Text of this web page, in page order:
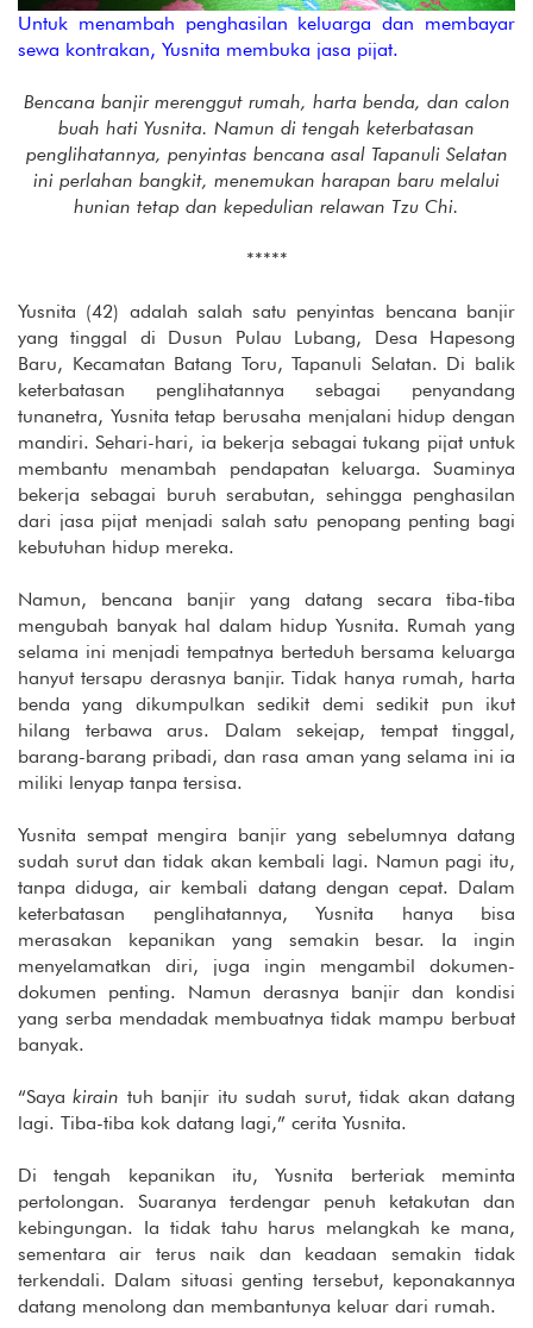
Untuk menambah penghasilan keluarga dan membayar
sewa kontrakan, Yusnita membuka jasa pijat.
Bencana banjir merenggut rumah, harta benda, dan calon
buah hati Yusnita. Namun di tengah keterbatasan
penglihatannya, penyintas bencana asal Tapanuli Selatan
ini perlahan bangkit, menemukan harapan baru melalui
hunian tetap dan kepedulian relawan Tzu Chi.
*****
Yusnita (42) adalah salah satu penyintas bencana banjir
yang tinggal di Dusun Pulau Lubang, Desa Hapesong
Baru, Kecamatan Batang Toru, Tapanuli Selatan. Di balik
keterbatasan penglihatannya sebagai penyandang
tunanetra, Yusnita tetap berusaha menjalani hidup dengan
mandiri. Sehari-hari, ia bekerja sebagai tukang pijat untuk
membantu menambah pendapatan keluarga. Suaminya
bekerja sebagai buruh serabutan, sehingga penghasilan
dari jasa pijat menjadi salah satu penopang penting bagi
kebutuhan hidup mereka.
Namun, bencana banjir yang datang secara tiba-tiba
mengubah banyak hal dalam hidup Yusnita. Rumah yang
selama ini menjadi tempatnya berteduh bersama keluarga
hanyut tersapu derasnya banjir. Tidak hanya rumah, harta
benda yang dikumpulkan sedikit demi sedikit pun ikut
hilang terbawa arus. Dalam sekejap, tempat tinggal,
barang-barang pribadi, dan rasa aman yang selama ini ia
miliki lenyap tanpa tersisa.
Yusnita sempat mengira banjir yang sebelumnya datang
sudah surut dan tidak akan kembali lagi. Namun pagi itu,
tanpa diduga, air kembali datang dengan cepat. Dalam
keterbatasan penglihatannya, Yusnita hanya bisa
merasakan kepanikan yang semakin besar. Ia ingin
menyelamatkan diri, juga ingin mengambil dokumen-
dokumen penting. Namun derasnya banjir dan kondisi
yang serba mendadak membuatnya tidak mampu berbuat
banyak.
“Sayakirain tuh banjir itu sudah surut, tidak akan datang
lagi. Tiba-tiba kok datang lagi,” cerita Yusnita.
Di tengah kepanikan itu, Yusnita berteriak meminta
pertolongan. Suaranya terdengar penuh ketakutan dan
kebingungan. Ia tidak tahu harus melangkah ke mana,
sementara air terus naik dan keadaan semakin tidak
terkendali. Dalam situasi genting tersebut, keponakannya
datang menolong dan membantunya keluar dari rumah.